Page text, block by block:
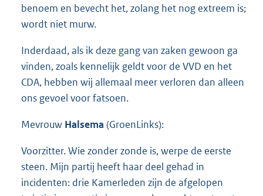
benoem en bevecht het, zolang het nog extreem is;
wordt niet murw.
Inderdaad, als ik deze gang van zaken gewoon ga
vinden, zoals kennelijk geldt voor de VVD en het
CDA, hebben wij allemaal meer verloren dan alleen
ons gevoel voor fatsoen.
Mevrouw Halsema (GroenLinks):
Voorzitter. Wie zonder zonde is, werpe de eerste
steen. Mijn partij heeft haar deel gehad in
incidenten: drie Kamerleden zijn de afgelopen